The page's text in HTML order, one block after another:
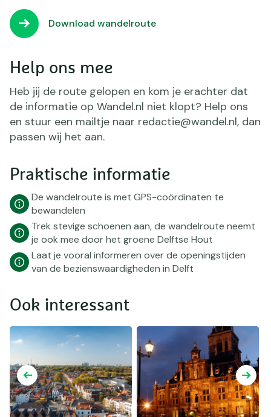
Download wandelroute
Help ons mee
Heb jij de route gelopen en kom je erachter dat
de informatie op Wandel.nl niet klopt? Help ons
en stuur een mailtje naar redactie@wandel.nl, dan
passen wij het aan.
Praktische informatie
De wandelroute is met GPS-coördinaten te
bewandelen
Trek stevige schoenen aan, de wandelroute neemt
je ook mee door het groene Delftse Hout
Laat je vooral informeren over de openingstijden
van de bezienswaardigheden in Delft
Ook interessant